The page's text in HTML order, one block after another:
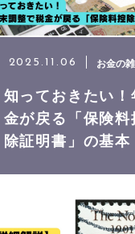
2025.11.06 お金の
知っておきたい
金が戻る「保険
除証明書」の基本